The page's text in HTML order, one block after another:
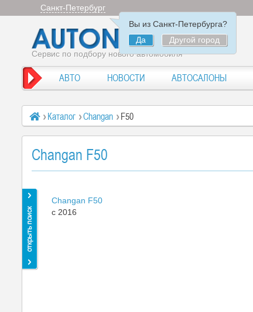
Санкт-Петербург
Вы из Санкт-Петербурга?
Да
Другой город
Сервис по подбору нового автомобиля
АВТО НОВОСТИ АВТОСАЛОНЫ
Каталог Changan F50
Changan F50
Changan F50
c 2016